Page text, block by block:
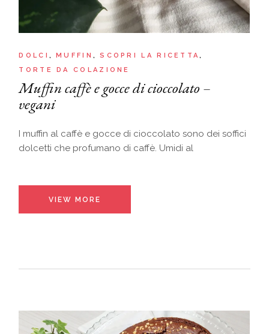
DOLCI MUFFIN
SCOPRI LA RICETTA
TORTE DA COLAZIONE
Muffin caffè e gocce di cioccolato –
vegani
I muffin al caffè e gocce di cioccolato sono dei soffici
dolcetti che profumano di caffè. Umidi al
VIEW MORE